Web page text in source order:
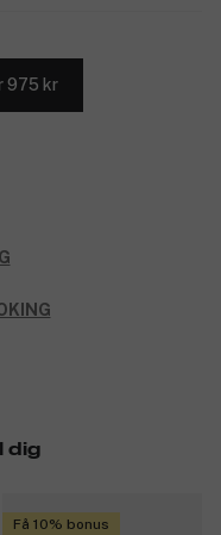
975 kr
dig
Få 10% bonus